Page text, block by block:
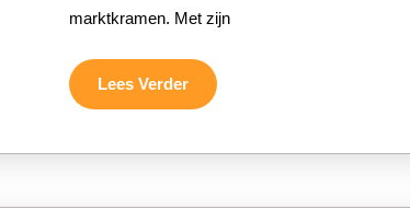
marktkramen. Met zijn
Lees VerderLees
Verder